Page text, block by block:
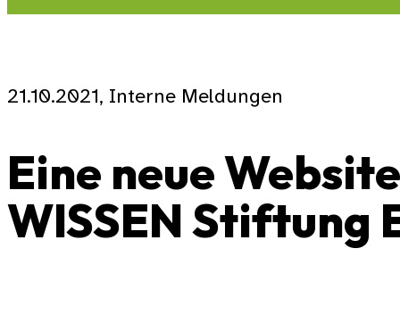
21.10.2021, Interne Meldungen
Eine neue
WISSEN Stiftung